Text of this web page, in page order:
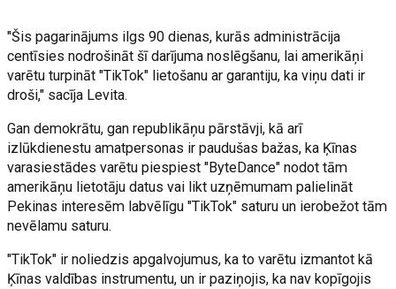
"Šis pagarinājums ilgs 90 dienas, kurās administrācija
centīsies nodrošināt šī darījuma noslēgšanu, lai amerikāņi
varētu turpināt "TikTok" lietošanu ar garantiju, ka viņu dati ir
droši," sacīja Levita.
Gan demokrātu, gan republikāņu pārstāvji, kā arī
izlūkdienestu amatpersonas ir paudušas bažas, ka Ķīnas
varasiestādes varētu piespiest "ByteDance" nodot tām
amerikāņu lietotāju datus vai likt uzņēmumam palielināt
Pekinas interesēm labvēlīgu "TikTok" saturu un ierobežot tām
nevēlamu saturu.
"TikTok" ir noliedzis apgalvojumus, ka to varētu izmantot kā
Ķīnas valdības instrumentu, un ir paziņojis, ka nav kopīgojis